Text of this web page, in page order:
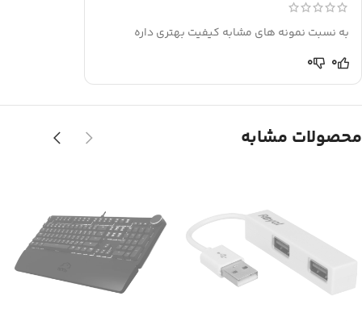
به نسبت نمونه های مشابه کیفیت بهتری داره
0
0
محصولات مشابه